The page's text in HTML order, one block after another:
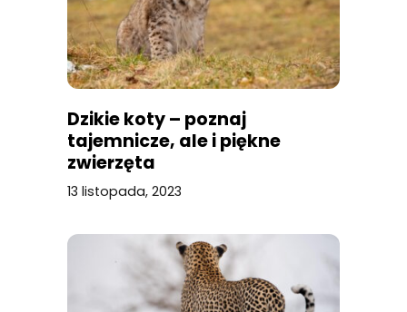
Dzikie koty – poznaj
tajemnicze, ale i piękne
zwierzęta
13 listopada, 2023